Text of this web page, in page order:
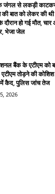
के जंगल से लकड़ी
बात को लेकर की थी
हो गई मौत, चार
भेजा जेल
बैंक के एटीएम को
एटीएम तोड़ने की
कैद, पुलिस जांच तेज
2026